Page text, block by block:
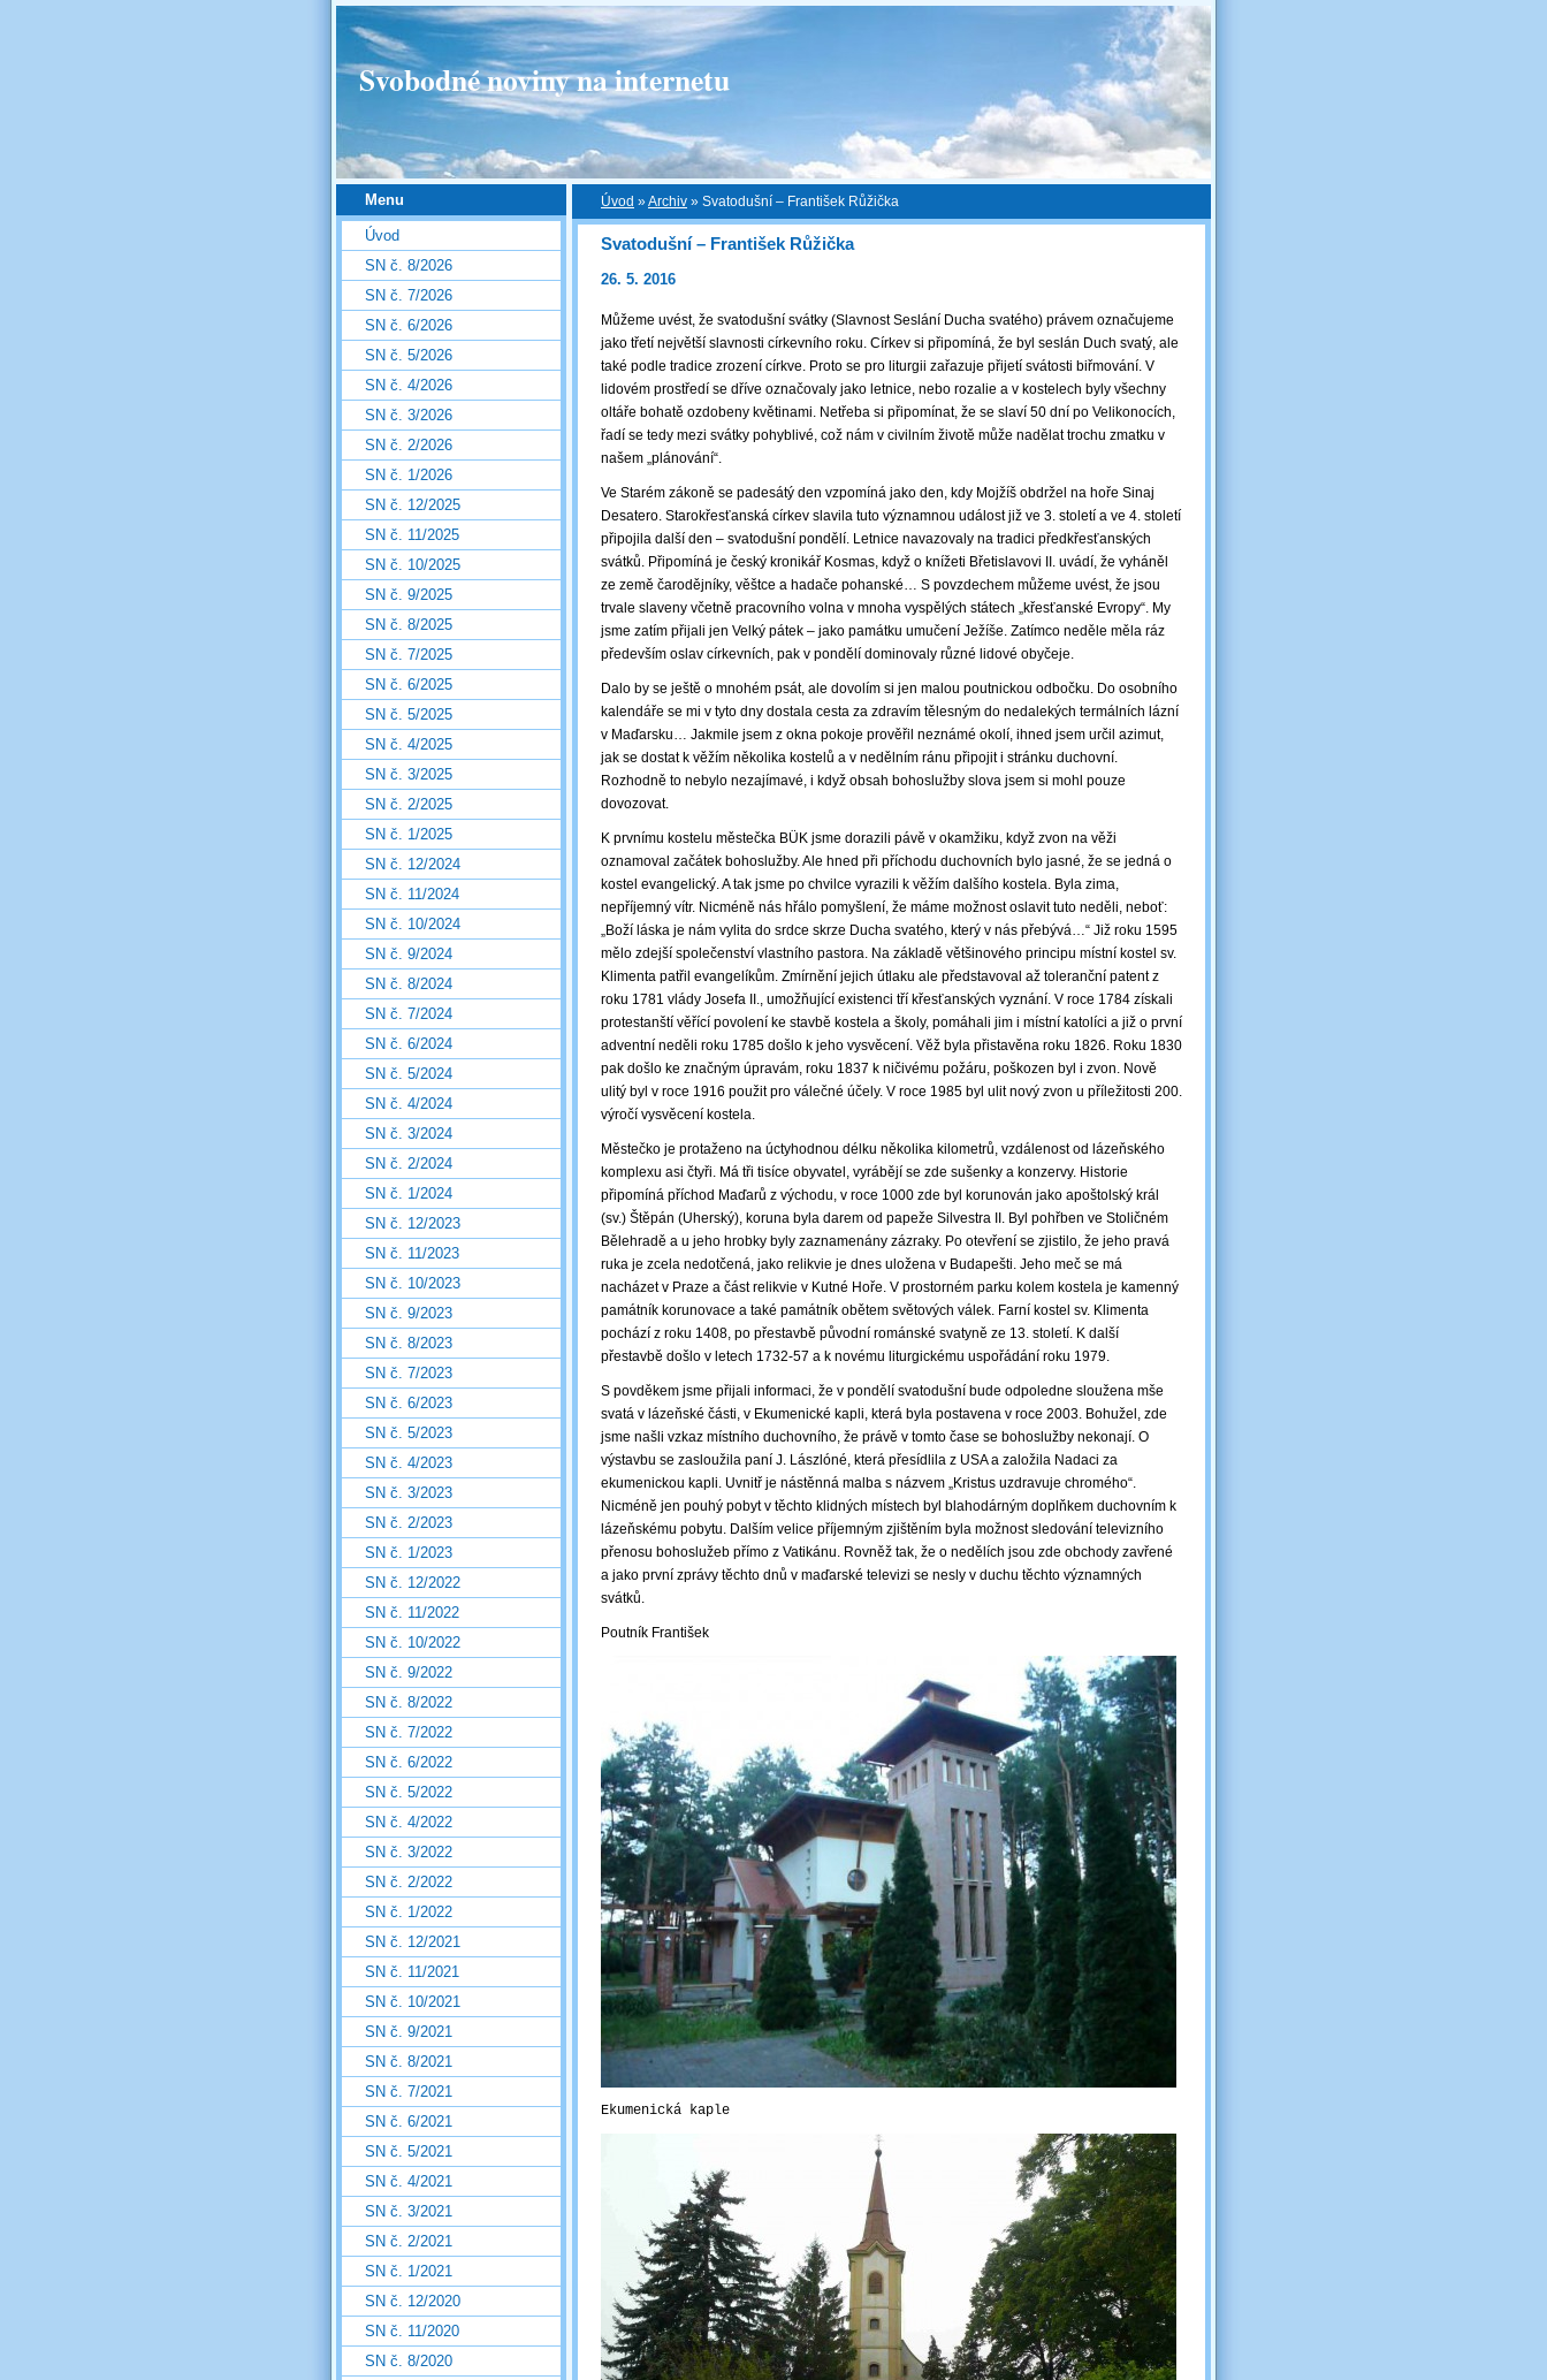
Svobodné noviny na internetu
Úvod »Archiv » Svatodušní – František Růžička
Svatodušní – František Růžička
26. 5. 2016
Můžeme uvést, že svatodušní svátky (Slavnost Seslání Ducha svatého) právem označujeme
jako třetí největší slavnosti církevního roku. Církev si připomíná, že byl seslán Duch svatý, ale
také podle tradice zrození církve. Proto se pro liturgii zařazuje přijetí svátosti biřmování. V
lidovém prostředí se dříve označovaly jako letnice, nebo rozalie a v kostelech byly všechny
oltáře bohatě ozdobeny květinami. Netřeba si připomínat, že se slaví 50 dní po Velikonocích,
řadí se tedy mezi svátky pohyblivé, což nám v civilním životě může nadělat trochu zmatku v
našem „plánování“.
Ve Starém zákoně se padesátý den vzpomíná jako den, kdy Mojžíš obdržel na hoře Sinaj
Desatero. Starokřesťanská církev slavila tuto významnou událost již ve 3. století a ve 4. století
připojila další den – svatodušní pondělí. Letnice navazovaly na tradici předkřesťanských
svátků. Připomíná je český kronikář Kosmas, když o knížeti Břetislavovi II. uvádí, že vyháněl
ze země čarodějníky, věštce a hadače pohanské… S povzdechem můžeme uvést, že jsou
trvale slaveny včetně pracovního volna v mnoha vyspělých státech „křesťanské Evropy“. My
jsme zatím přijali jen Velký pátek ‒ jako památku umučení Ježíše. Zatímco neděle měla ráz
především oslav církevních, pak v pondělí dominovaly různé lidové obyčeje.
Dalo by se ještě o mnohém psát, ale dovolím si jen malou poutnickou odbočku. Do osobního
kalendáře se mi v tyto dny dostala cesta za zdravím tělesným do nedalekých termálních lázní
v Maďarsku… Jakmile jsem z okna pokoje prověřil neznámé okolí, ihned jsem určil azimut,
jak se dostat k věžím několika kostelů a v nedělním ránu připojit i stránku duchovní.
Rozhodně to nebylo nezajímavé, i když obsah bohoslužby slova jsem si mohl pouze
dovozovat.
K prvnímu kostelu městečka BÜK jsme dorazili pávě v okamžiku, když zvon na věži
oznamoval začátek bohoslužby. Ale hned při příchodu duchovních bylo jasné, že se jedná o
kostel evangelický. A tak jsme po chvilce vyrazili k věžím dalšího kostela. Byla zima,
nepříjemný vítr. Nicméně nás hřálo pomyšlení, že máme možnost oslavit tuto neděli, neboť:
„Boží láska je nám vylita do srdce skrze Ducha svatého, který v nás přebývá…“ Již roku 1595
mělo zdejší společenství vlastního pastora. Na základě většinového principu místní kostel sv.
Klimenta patřil evangelíkům. Zmírnění jejich útlaku ale představoval až toleranční patent z
roku 1781 vlády Josefa II., umožňující existenci tří křesťanských vyznání. V roce 1784 získali
protestanští věřící povolení ke stavbě kostela a školy, pomáhali jim i místní katolíci a již o první
adventní neděli roku 1785 došlo k jeho vysvěcení. Věž byla přistavěna roku 1826. Roku 1830
pak došlo ke značným úpravám, roku 1837 k ničivému požáru, poškozen byl i zvon. Nově
ulitý byl v roce 1916 použit pro válečné účely. V roce 1985 byl ulit nový zvon u příležitosti 200.
výročí vysvěcení kostela.
Městečko je protaženo na úctyhodnou délku několika kilometrů, vzdálenost od lázeňského
komplexu asi čtyři. Má tři tisíce obyvatel, vyrábějí se zde sušenky a konzervy. Historie
připomíná příchod Maďarů z východu, v roce 1000 zde byl korunován jako apoštolský král
(sv.) Štěpán (Uherský), koruna byla darem od papeže Silvestra II. Byl pohřben ve Stoličném
Bělehradě a u jeho hrobky byly zaznamenány zázraky. Po otevření se zjistilo, že jeho pravá
ruka je zcela nedotčená, jako relikvie je dnes uložena v Budapešti. Jeho meč se má
nacházet v Praze a část relikvie v Kutné Hoře. V prostorném parku kolem kostela je kamenný
památník korunovace a také památník obětem světových válek. Farní kostel sv. Klimenta
pochází z roku 1408, po přestavbě původní románské svatyně ze 13. století. K další
přestavbě došlo v letech 1732-57 a k novému liturgickému uspořádání roku 1979.
S povděkem jsme přijali informaci, že v pondělí svatodušní bude odpoledne sloužena mše
svatá v lázeňské části, v Ekumenické kapli, která byla postavena v roce 2003. Bohužel, zde
jsme našli vzkaz místního duchovního, že právě v tomto čase se bohoslužby nekonají. O
výstavbu se zasloužila paní J. Lászlóné, která přesídlila z USA a založila Nadaci za
ekumenickou kapli. Uvnitř je nástěnná malba s názvem „Kristus uzdravuje chromého“.
Nicméně jen pouhý pobyt v těchto klidných místech byl blahodárným doplňkem duchovním k
lázeňskému pobytu. Dalším velice příjemným zjištěním byla možnost sledování televizního
přenosu bohoslužeb přímo z Vatikánu. Rovněž tak, že o nedělích jsou zde obchody zavřené
a jako první zprávy těchto dnů v maďarské televizi se nesly v duchu těchto významných
svátků.
Poutník František
Ekumenická kaple
Menu
Úvod
SN č. 8/2026
SN č. 7/2026
SN č. 6/2026
SN č. 5/2026
SN č. 4/2026
SN č. 3/2026
SN č. 2/2026
SN č. 1/2026
SN č. 12/2025
SN č. 11/2025
SN č. 10/2025
SN č. 9/2025
SN č. 8/2025
SN č. 7/2025
SN č. 6/2025
SN č. 5/2025
SN č. 4/2025
SN č. 3/2025
SN č. 2/2025
SN č. 1/2025
SN č. 12/2024
SN č. 11/2024
SN č. 10/2024
SN č. 9/2024
SN č. 8/2024
SN č. 7/2024
SN č. 6/2024
SN č. 5/2024
SN č. 4/2024
SN č. 3/2024
SN č. 2/2024
SN č. 1/2024
SN č. 12/2023
SN č. 11/2023
SN č. 10/2023
SN č. 9/2023
SN č. 8/2023
SN č. 7/2023
SN č. 6/2023
SN č. 5/2023
SN č. 4/2023
SN č. 3/2023
SN č. 2/2023
SN č. 1/2023
SN č. 12/2022
SN č. 11/2022
SN č. 10/2022
SN č. 9/2022
SN č. 8/2022
SN č. 7/2022
SN č. 6/2022
SN č. 5/2022
SN č. 4/2022
SN č. 3/2022
SN č. 2/2022
SN č. 1/2022
SN č. 12/2021
SN č. 11/2021
SN č. 10/2021
SN č. 9/2021
SN č. 8/2021
SN č. 7/2021
SN č. 6/2021
SN č. 5/2021
SN č. 4/2021
SN č. 3/2021
SN č. 2/2021
SN č. 1/2021
SN č. 12/2020
SN č. 11/2020
SN č. 8/2020